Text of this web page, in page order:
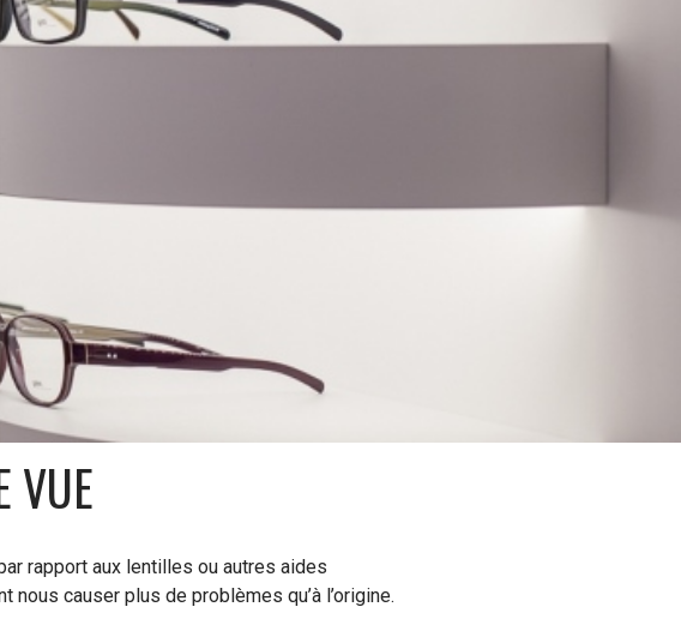
VUE
rapport aux lentilles ou autres aides
causer plus de problèmes qu’à l’origine.